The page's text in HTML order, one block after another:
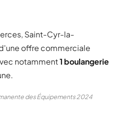
Saint-Cyr-la-
offre commerciale
notamment1 boulangerie
des Équipements 2024